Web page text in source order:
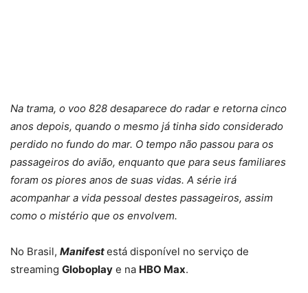
Na trama, o voo 828 desaparece do radar e retorna cinco
anos depois, quando o mesmo já tinha sido considerado
perdido no fundo do mar. O tempo não passou para os
passageiros do avião, enquanto que para seus familiares
foram os piores anos de suas vidas. A série irá
acompanhar a vida pessoal destes passageiros, assim
como o mistério que os envolvem.
No Brasil, Manifestestá disponível no serviço de
streaming Globoplay e na HBO Max.